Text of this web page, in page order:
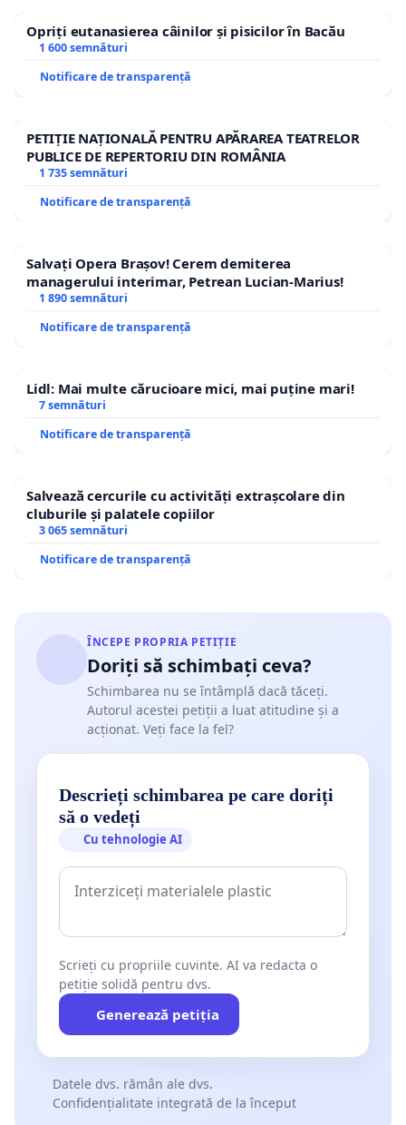
Opriți eutanasierea câinilor și pisicilor în Bacău
1 600 semnături
Notificare de transparență
PETIȚIE NAȚIONALĂ PENTRU APĂRAREA TEATRELOR
PUBLICE DE REPERTORIU DIN ROMÂNIA
1 735 semnături
Notificare de transparență
Salvați Opera Brașov! Cerem demiterea
managerului interimar, Petrean Lucian-Marius!
1 890 semnături
Notificare de transparență
Lidl: Mai multe cărucioare mici, mai puține mari!
7 semnături
Notificare de transparență
Salvează cercurile cu activități extrașcolare din
cluburile și palatele copiilor
3 065 semnături
Notificare de transparență
ÎNCEPE PROPRIA PETIȚIE
Doriți să schimbați ceva?
Schimbarea nu se întâmplă dacă tăceți.
Autorul acestei petiții a luat atitudine și a
acționat. Veți face la fel?
Descrieți schimbarea pe care doriți
să o vedeți
Cu tehnologie AI
Scrieți cu propriile cuvinte. AI va redacta o
petiție solidă pentru dvs.
Generează petiția
Datele dvs. rămân ale dvs.
Confidențialitate integrată de la început